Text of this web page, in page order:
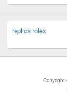
replica rolex
Copyright